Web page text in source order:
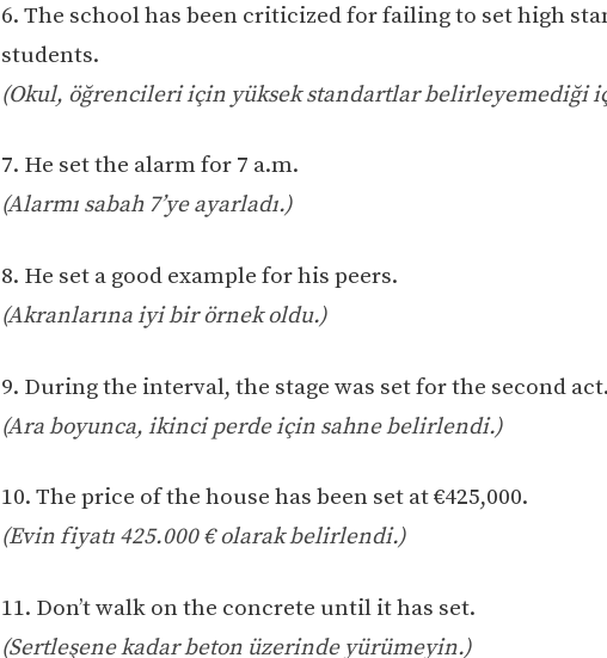
6. The school has been criticized for failing to set high
students.
(Okul, öğrencileri için yüksek standartlar belirleyemediği
7. He set the alarm for 7 a.m.
(Alarmı sabah 7’ye ayarladı.)
8. He set a good example for his peers.
(Akranlarına iyi bir örnek oldu.)
9. During the interval, the stage was set for the second act.
(Ara boyunca, ikinci perde için sahne belirlendi.)
10. The price of the house has been set at €425,000.
(Evin fiyatı 425.000 € olarak belirlendi.)
11. Don’t walk on the concrete until it has set.
(Sertleşene kadar beton üzerinde yürümeyin.)